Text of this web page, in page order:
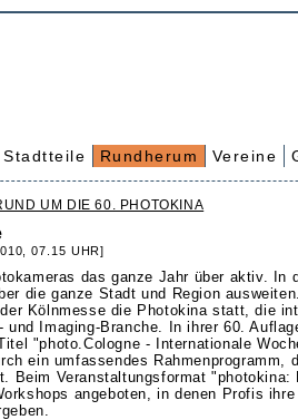
Stadtteile Rundherum Vereine
UM DIE 60. PHOTOKINA
07.15 UHR]
das ganze Jahr über aktiv. In
die ganze Stadt und Region
Kölnmesse die Photokina statt, die
und Imaging-Branche. In ihrer 60.
"photo.Cologne - Internationale
ein umfassendes Rahmenprogramm,
Beim Veranstaltungsformat "photokina:
angeboten, in denen Profis